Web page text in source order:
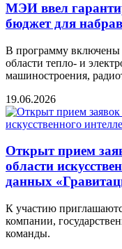
МЭИ ввел
бюджет для
В программу включены
области тепло- и
машиностроения,
19.06.2026
Открыт прием
области
данных
К участию
компании,
команды.